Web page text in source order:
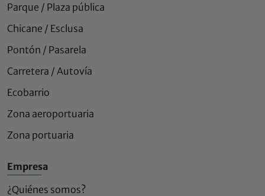
Parque / Plaza pública
Chicane / Esclusa
Pontón / Pasarela
Carretera / Autovía
Ecobarrio
Zona aeroportuaria
Zona portuaria
Empresa
¿Quiénes somos?